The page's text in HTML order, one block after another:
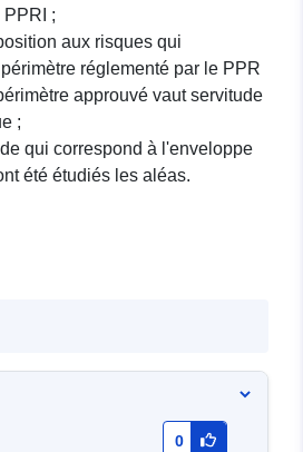
PPRI ;
aux risques qui
réglementé par le PPR
approuvé vaut servitude
;
qui correspond à l'enveloppe
été étudiés les aléas.
0